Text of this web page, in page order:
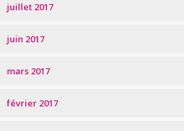
juillet 2017
juin 2017
mars 2017
février 2017